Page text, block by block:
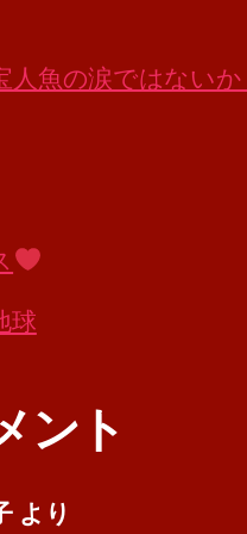
人魚の涙ではないか
球
ント
より